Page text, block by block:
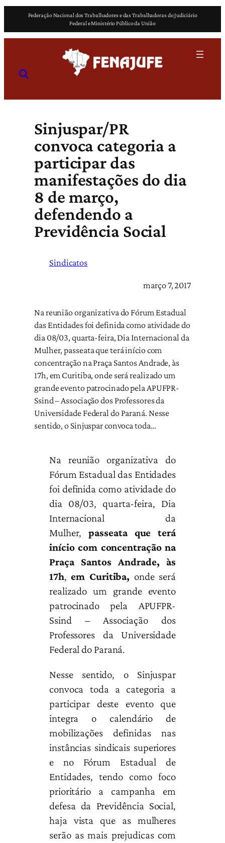
o
Federação Nacional dos Trabalhadores e das Trabalhadoras do Judiciário
Federal e Ministério Público da União
Sinjuspar/PR
convoca categoria a
participar das
manifestações do dia
8 de março,
defendendo a
Previdência Social
Sindicatos
março 7, 2017
Na reunião organizativa do Fórum Estadual
das Entidades foi definida como atividade do
dia 08/03, quarta-feira, Dia Internacional da
Mulher, passeata que terá início com
concentração na Praça Santos Andrade, às
17h, em Curitiba, onde será realizado um
grande evento patrocinado pela APUFPR-
Ssind – Associação dos Professores da
Universidade Federal do Paraná. Nesse
sentido, o Sinjuspar convoca toda…
Na reunião organizativa do
Fórum Estadual das Entidades
foi definida como atividade do
dia 08/03, quarta-feira, Dia
Internacional da
Mulher,passeata que terá
início com concentração na
Praça Santos Andrade, às
17h,em Curitiba, onde será
realizado um grande evento
patrocinado pela APUFPR-
Ssind – Associação dos
Professores da Universidade
Federal do Paraná.
Nesse sentido, o Sinjuspar
convoca toda a categoria a
participar deste evento que
integra o calendário de
mobilizações definidas nas
instâncias sindicais superiores
e no Fórum Estadual de
Entidades, tendo como foco
prioritário a campanha em
defesa da Previdência Social,
haja vista que as mulheres
serão as mais prejudicas com